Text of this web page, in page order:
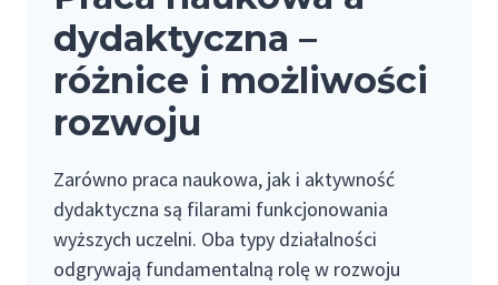
dydaktyczna –
różnice i możliwości
rozwoju
Zarówno praca naukowa, jak i aktywność
dydaktyczna są filarami funkcjonowania
wyższych uczelni. Oba typy działalności
odgrywają fundamentalną rolę w rozwoju